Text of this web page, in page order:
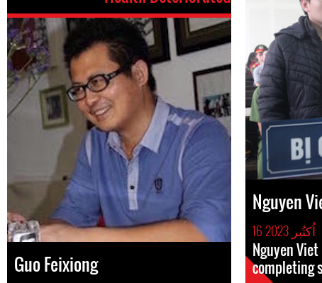
Nguyen
16 اُکتُبر 2023
Nguyen
completing
Guo Feixiong